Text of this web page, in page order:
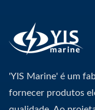
'YIS Marine' é um
fornecer produtos